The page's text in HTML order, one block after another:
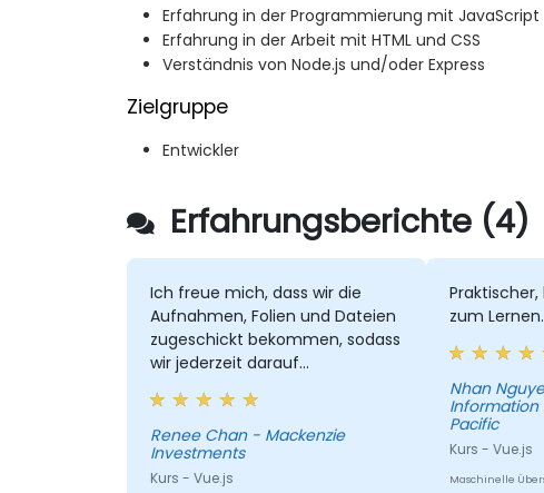
Erfahrung in der Programmierung mit JavaScript
Erfahrung in der Arbeit mit HTML und CSS
Verständnis von Node.js und/oder Express
Zielgruppe
Entwickler
Erfahrungsberichte (4)
Ich freue mich, dass wir die
Aufnahmen, Folien und Dateien
zugeschickt bekommen, sodass
wir jederzeit darauf
zurückgreifen können, wenn
nötig. David hat die Konzepte
klar erklärt und konnte unsere
Fragen beantworten. Er war sehr
wissbegierig.
Renee Chan - Mackenzie
Investments
Kurs - Vue.js
zum Lernen.
Nhan
Pacific
Kurs - Vue.js
Maschinelle